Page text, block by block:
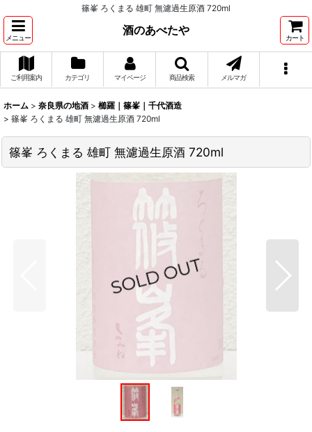
篠峯 ろくまる 雄町 無濾過生原酒 720ml
メニュー
酒のあべたや
カート
ご利用案内 カテゴリ マイページ 商品検索 メルマガ
ホーム > 奈良県の地酒 > 櫛羅｜篠峯｜千代酒造
> 篠峯 ろくまる 雄町 無濾過生原酒 720ml
篠峯 ろくまる 雄町 無濾過生原酒 720ml